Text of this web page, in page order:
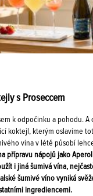
s Proseccem
k odpočinku a pohodu. A
koktejl, kterým oslavíme
vína v létě působí
přípravu nápojů jako
i jiná šumivá vína,
šumivé víno vyniká
ingrediencemi.